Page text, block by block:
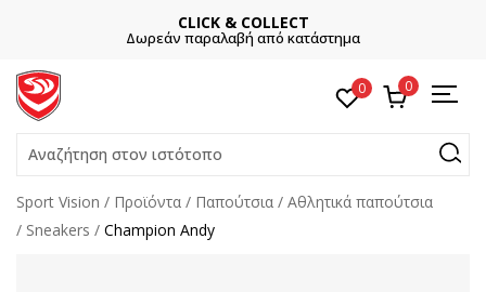
CLICK & COLLECT
Δωρεάν παραλαβή από κατάστημα
0 0
Αναζήτηση στον ιστότοπο
Sport Vision Προϊόντα Παπούτσια
Αθλητικά παπούτσια
Sneakers
Champion Andy